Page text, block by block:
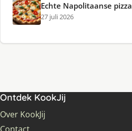
Echte Napolitaanse pizza
27 juli 2026
Ontdek KookJij
Over KookJij